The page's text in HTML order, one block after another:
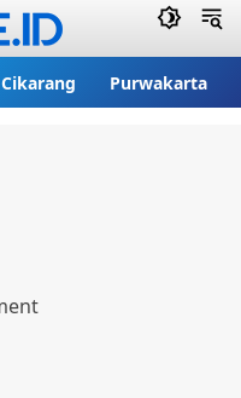
Cikarang Purwakarta